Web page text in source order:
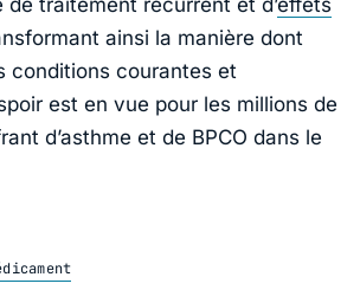
traitement récurrent et d’effets
ainsi la manière dont
conditions courantes et
est en vue pour les millions de
d’asthme et de BPCO dans le